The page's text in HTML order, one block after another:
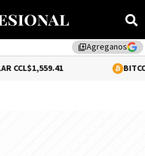
library_addAgreganos
0.12%